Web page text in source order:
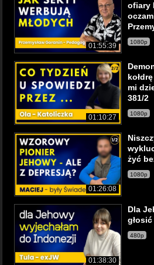
01:55:39
ofiary
1080p
01:10:27
mi
381/2
1080p
01:26:08
żyć
1080p
01:38:30
Dla
480p